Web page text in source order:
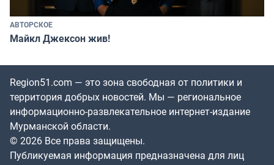
АВТОРСКОЕ
Майкл Джексон жив!
Region51.com — это зона свободная от политики и
территория добрых новостей. Мы — региональное
информационно-развлекательное интернет-издание
Мурманской области.
© 2026 Все права защищены.
Публикуемая информация предназначена для лиц